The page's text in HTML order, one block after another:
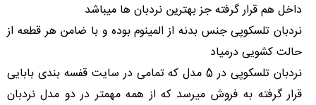
داخل هم قرار گرفته جز بهترین نردبان ها میباشد
نردبان تلسکوپی جنس بدنه از المینوم بوده و با ضامن هر قطعه از
حالت کشویی درمیاد
نردبان تلسکوپی در 5 مدل که تمامی در سایت قفسه بندی بابایی
قرار گرفته به فروش میرسد که از همه مهمتر در دو مدل نردبان